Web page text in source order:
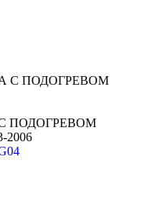
ПОДОГРЕВОМ
2006